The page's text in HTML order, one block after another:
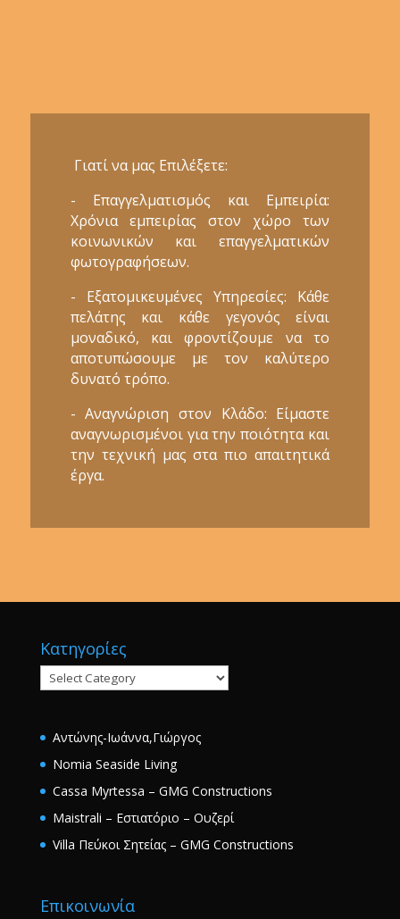
Γιατί να μας Επιλέξετε:
- Επαγγελματισμός και Εμπειρία:
Χρόνια εμπειρίας στον χώρο των
κοινωνικών και επαγγελματικών
φωτογραφήσεων.
- Εξατομικευμένες Υπηρεσίες: Κάθε
πελάτης και κάθε γεγονός είναι
μοναδικό, και φροντίζουμε να το
αποτυπώσουμε με τον καλύτερο
δυνατό τρόπο.
- Αναγνώριση στον Κλάδο: Είμαστε
αναγνωρισμένοι για την ποιότητα και
την τεχνική μας στα πιο απαιτητικά
έργα.
Κατηγορίες
Κατηγορίες
Αντώνης-Ιωάννα,Γιώργος
Nomia Seaside Living
Cassa Myrtessa – GMG Constructions
Maistrali – Εστιατόριο – Ουζερί
Villa Πεύκοι Σητείας – GMG Constructions
Επικοινωνία